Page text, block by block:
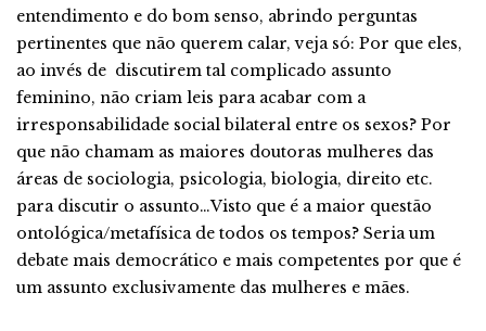
entendimento e do bom senso, abrindo perguntas
pertinentes que não querem calar, veja só: Por que eles,
ao invés de discutirem tal complicado assunto
feminino, não criam leis para acabar com a
irresponsabilidade social bilateral entre os sexos? Por
que não chamam as maiores doutoras mulheres das
áreas de sociologia, psicologia, biologia, direito etc.
para discutir o assunto…Visto que é a maior questão
ontológica/metafísica de todos os tempos? Seria um
debate mais democrático e mais competentes por que é
um assunto exclusivamente das mulheres e mães.